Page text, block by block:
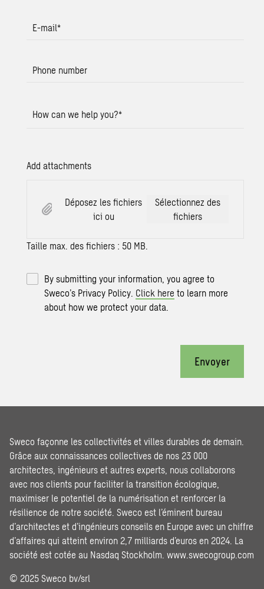
E-mail*
Phone number
How can we help you?*
Add attachments
Déposez les fichiers
ici ou
Sélectionnez des
fichiers
Taille max. des fichiers : 50 MB.
By submitting your information, you agree to
Sweco’s Privacy Policy. Click here to learn more
about how we protect your data.
Envoyer
Sweco façonne les collectivités et villes durables de demain.
Grâce aux connaissances collectives de nos 23 000
architectes, ingénieurs et autres experts, nous collaborons
avec nos clients pour faciliter la transition écologique,
maximiser le potentiel de la numérisation et renforcer la
résilience de notre société. Sweco est l’éminent bureau
d’architectes et d’ingénieurs conseils en Europe avec un chiffre
d’affaires qui atteint environ 2,7 milliards d’euros en 2024. La
société est cotée au Nasdaq Stockholm. www.swecogroup.com
© 2025 Sweco bv/srl